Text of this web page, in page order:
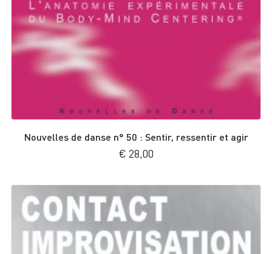
Nouvelles de danse n° 50 : Sentir, ressentir et agir
€ 28,00